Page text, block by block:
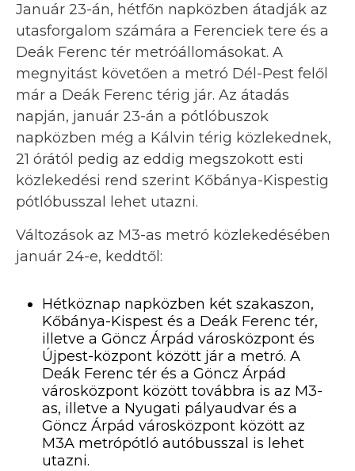
Január 23-án, hétfőn napközben átadják az
utasforgalom számára a Ferenciek tere és a
Deák Ferenc tér metróállomásokat. A
megnyitást követően a metró Dél-Pest felől
már a Deák Ferenc térig jár. Az átadás
napján, január 23-án a pótlóbuszok
napközben még a Kálvin térig közlekednek,
21 órától pedig az eddig megszokott esti
közlekedési rend szerint Kőbánya-Kispestig
pótlóbusszal lehet utazni.
Változások az M3-as metró közlekedésében
január 24-e, keddtől:
Hétköznap napközben két szakaszon,
Kőbánya-Kispest és a Deák Ferenc tér,
illetve a Göncz Árpád városközpont és
Újpest-központ között jár a metró. A
Deák Ferenc tér és a Göncz Árpád
városközpont között továbbra is az M3-
as, illetve a Nyugati pályaudvar és a
Göncz Árpád városközpont között az
M3A metrópótló autóbusszal is lehet
utazni.